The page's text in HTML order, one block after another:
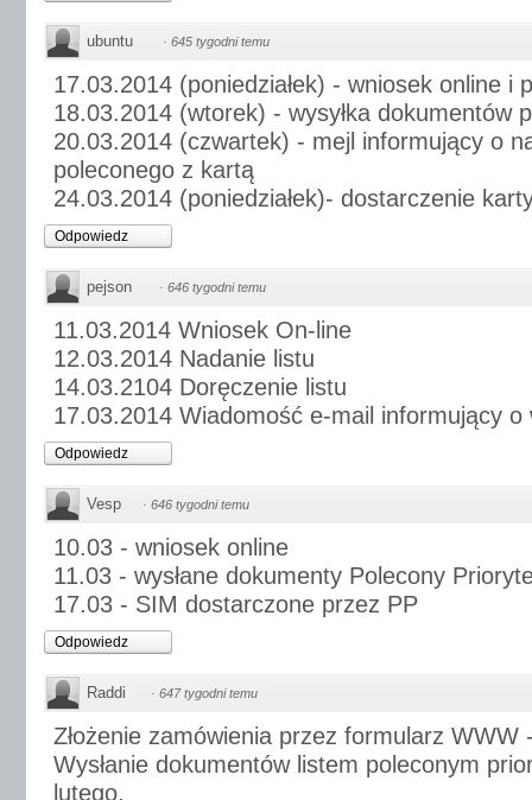
ubuntu · 645 tygodni temu
17.03.2014 (poniedziałek) - wniosek online i
18.03.2014 (wtorek) - wysyłka dokumentów
20.03.2014 (czwartek) - mejl informujący o
poleconego z kartą
24.03.2014 (poniedziałek)- dostarczenie
Odpowiedz
pejson · 646 tygodni temu
11.03.2014 Wniosek On-line
12.03.2014 Nadanie listu
14.03.2104 Doręczenie listu
17.03.2014 Wiadomość e-mail informujący o
Odpowiedz
Vesp · 646 tygodni temu
10.03 - wniosek online
11.03 - wysłane dokumenty Polecony
17.03 - SIM dostarczone przez PP
Odpowiedz
Raddi · 647 tygodni temu
Złożenie zamówienia przez formularz WWW
Wysłanie dokumentów listem poleconym
lutego,